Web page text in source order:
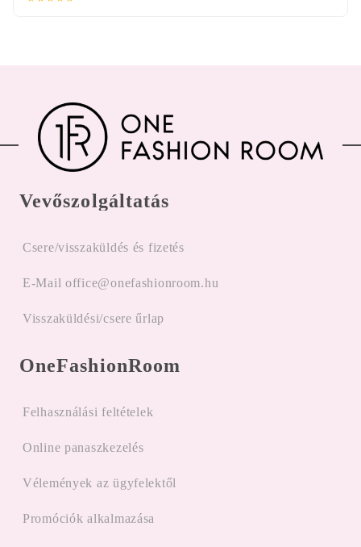
Vevőszolgáltatás
Csere/visszaküldés és fizetés
E-Mail office@onefashionroom.hu
Visszaküldési/csere űrlap
OneFashionRoom
Felhasználási feltételek
Online panaszkezelés
Vélemények az ügyfelektől
Promóciók alkalmazása